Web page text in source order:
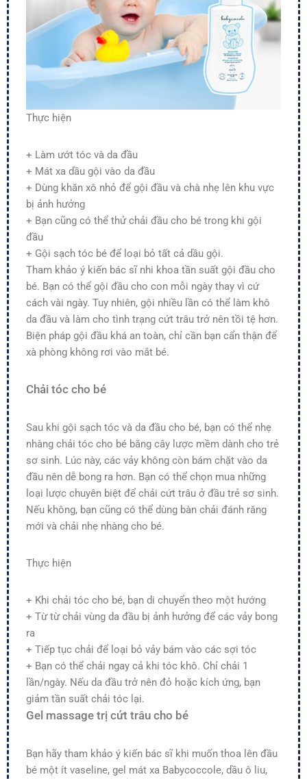
Thực hiện
+ Làm ướt tóc và da đầu
+ Mát xa dầu gội vào da đầu
+ Dùng khăn xô nhỏ để gội đầu và chà nhẹ lên khu vực
bị ảnh hưởng
+ Bạn cũng có thể thử chải đầu cho bé trong khi gội
đầu
+ Gội sạch tóc bé để loại bỏ tất cả dầu gội.
Tham khảo ý kiến bác sĩ nhi khoa tần suất gội đầu cho
bé. Bạn có thể gội đầu cho con mỗi ngày thay vì cứ
cách vài ngày. Tuy nhiên, gội nhiều lần có thể làm khô
da đầu và làm cho tình trạng cứt trâu trở nên tồi tệ hơn.
Biện pháp gội đầu khá an toàn, chỉ cần bạn cẩn thận để
xà phòng không rơi vào mắt bé.
Chải tóc cho bé
Sau khi gội sạch tóc và da đầu cho bé, bạn có thể nhẹ
nhàng chải tóc cho bé bằng cây lược mềm dành cho trẻ
sơ sinh. Lúc này, các vảy không còn bám chặt vào da
đầu nên dễ bong ra hơn. Bạn có thể chọn mua những
loại lược chuyên biệt để chải cứt trâu ở đầu trẻ sơ sinh.
Nếu không, bạn cũng có thể dùng bàn chải đánh răng
mới và chải nhẹ nhàng cho bé.
Thực hiện
+ Khi chải tóc cho bé, bạn di chuyển theo một hướng
+ Từ từ chải vùng da đầu bị ảnh hưởng để các vảy bong
ra
+ Tiếp tục chải để loại bỏ vảy bám vào các sợi tóc
+ Bạn có thể chải ngay cả khi tóc khô. Chỉ chải 1
lần/ngày. Nếu da đầu trở nên đỏ hoặc kích ứng, bạn
giảm tần suất chải tóc lại.
Gel massage trị cứt trâu cho bé
Bạn hãy tham khảo ý kiến bác sĩ khi muốn thoa lên đầu
bé một ít vaseline, gel mát xa Babycoccole, dầu ô liu,